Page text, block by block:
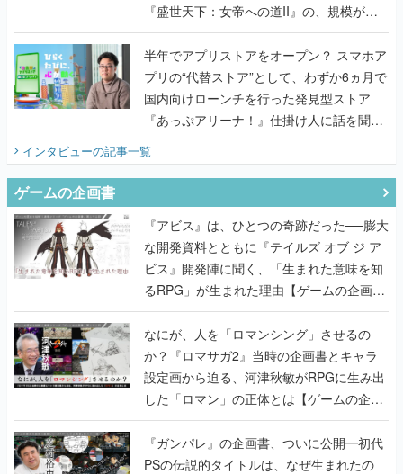
『盛世天下：女帝への道II』の、規模が違
うこだわりをプロデューサーに聞いた
半年でアプリストアをオープン？ スマホア
プリの“代替ストア”として、わずか6ヵ月で
国内向けローンチを行った発見型ストア
『あっぷアリーナ！』仕掛け人に話を聞い
インタビューの記事一覧
ゲームの企画書
『アビス』は、ひとつの奇跡だった──膨大
な開発資料とともに『テイルズ オブ ジ ア
ビス』開発陣に聞く、「生まれた意味を知
るRPG」が生まれた理由【ゲームの企画
書】
なにが、人を「ロマンシング」させるの
か？『ロマサガ2』当時の企画書とキャラ
設定画から迫る、河津秋敏がRPGに生み出
した「ロマン」の正体とは【ゲームの企画
書】
『ガンパレ』の企画書、ついに公開━初代
PSの伝説的タイトルは、なぜ生まれたの